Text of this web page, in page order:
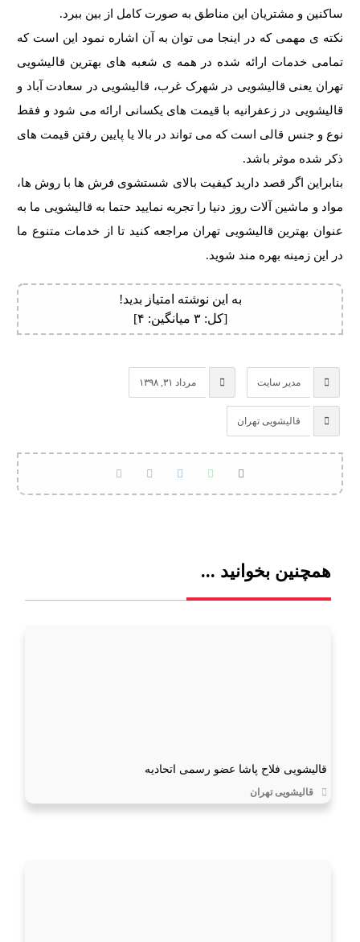
ساکنین و مشتریان این مناطق به صورت کامل از بین ببرد.
نکته ی مهمی که در اینجا می توان به آن اشاره نمود این است که
تمامی خدمات ارائه شده در همه ی شعبه های بهترین قالیشویی
تهران یعنی قالیشویی در شهرک غرب، قالیشویی در سعادت آباد و
قالیشویی در زعفرانیه با قیمت های یکسانی ارائه می شود و فقط
نوع و جنس قالی است که می تواند در بالا یا پایین رفتن قیمت های
ذکر شده موثر باشد.
بنابراین اگر قصد دارید کیفیت بالای شستشوی فرش ها با روش ها،
مواد و ماشین آلات روز دنیا را تجربه نمایید حتما به قالیشویی ما به
عنوان بهترین قالیشویی تهران مراجعه کنید تا از خدمات متنوع ما
در این زمینه بهره مند شوید.
به این نوشته امتیاز بدید!
[کل:۳ میانگین: ۴]
مدیر سایت مرداد ۳۱, ۱۳۹۸
قالیشویی تهران
همچنین بخوانید ...
قالیشویی فلاح پاشا عضو رسمی اتحادیه
قالیشویی تهران